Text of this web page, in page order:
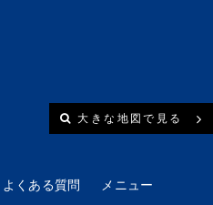
大きな地図で見る
よくある質問 メニュー